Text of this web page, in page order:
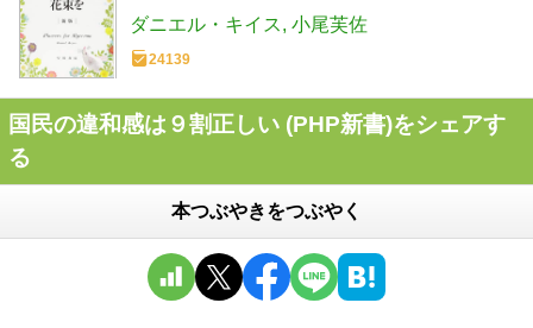
ダニエル・キイス 小尾芙佐
24139
国民の違和感は９割正しい (PHP新書)をシェアす
る
本つぶやきをつぶやく